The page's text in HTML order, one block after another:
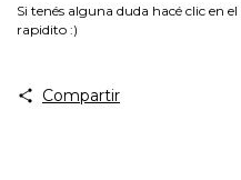
Si tenés alguna duda hacé clic en
rapidito :)
Compartir